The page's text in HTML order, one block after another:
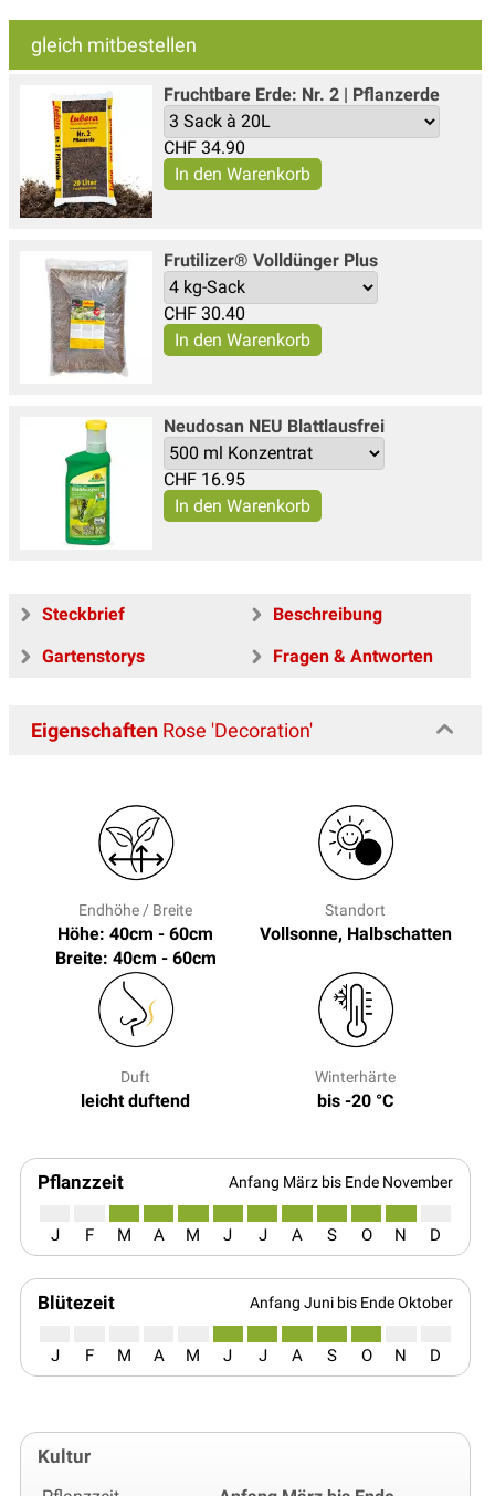
gleich mitbestellen
Fruchtbare Erde: Nr. 2 | Pflanzerde
CHF 34.90
Frutilizer® Volldünger Plus
CHF 30.40
Neudosan NEU Blattlausfrei
CHF 16.95
Steckbrief
Beschreibung
Gartenstorys
Fragen & Antworten
Eigenschaften Rose 'Decoration'
Endhöhe / Breite
Höhe: 40cm - 60cm
Breite: 40cm - 60cm
Standort
Vollsonne, Halbschatten
Duft
leicht duftend
Winterhärte
bis -20 °C
Pflanzzeit Anfang März bis Ende November
J F M A M J J A S O N D
Blütezeit Anfang Juni bis Ende Oktober
J F M A M J J A S O N D
Kultur